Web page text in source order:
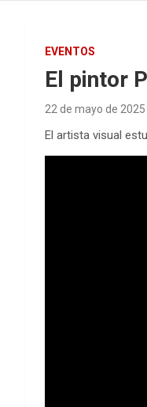
EVENTOS
El pintor
22 de mayo de 2025
El artista visual